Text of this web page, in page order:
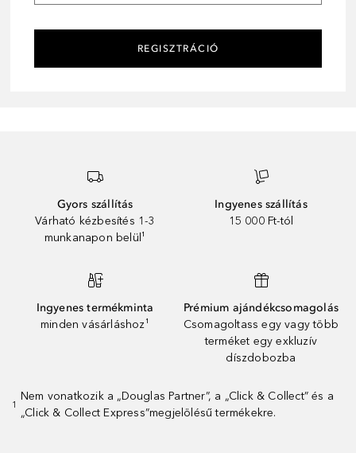
REGISZTRÁCIÓ
Gyors szállítás
Várható kézbesítés 1-3
munkanapon belül¹
Ingyenes szállítás
15 000 Ft-tól
Ingyenes termékminta
minden vásárláshoz¹
Prémium ajándékcsomagolás
Csomagoltass egy vagy több
terméket egy exkluzív
díszdobozba
1
Nem vonatkozik a „Douglas Partner”, a „Click & Collect” és a
„Click & Collect Express”megjelölésű termékekre.